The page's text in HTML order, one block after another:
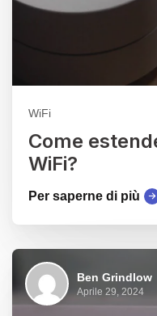
WiFi
Come
WiFi?
Per saperne di più
Ben Grindlow
Aprile 29, 2024